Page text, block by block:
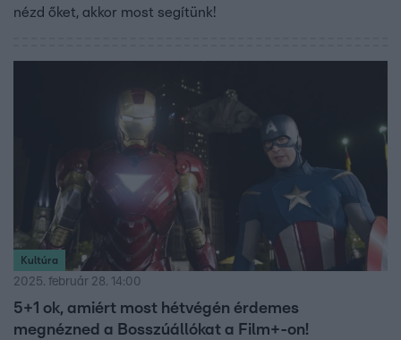
nézd őket, akkor most segítünk!
Kultúra
2025. február 28. 14:00
5+1 ok, amiért most hétvégén érdemes
megnézned a Bosszúállókat a Film+-on!